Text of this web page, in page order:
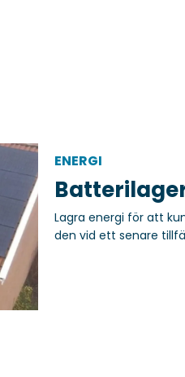
ENERGI
Lagra energi för att
den vid ett senare